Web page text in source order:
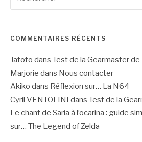
pour
COMMENTAIRES RÉCENTS
Jatoto dans Test de la Gearmaster
Marjorie dans Nous contacter
Akiko dans Réflexion sur… La N64
Cyril VENTOLINI
dans Test de la
Le chant de Saria à l’ocarina : guide
sur… The Legend of Zelda